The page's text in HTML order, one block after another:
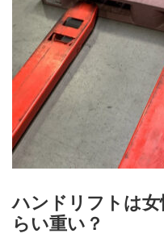
ハンドリフトは女
らい重い？